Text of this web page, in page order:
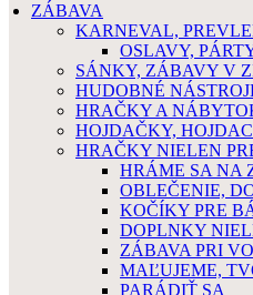
ZÁBAVA
KARNEVAL,
OSLAVY,
SÁNKY, ZÁBAVY V
HUDOBNÉ
HRAČKY A
HOJDAČKY,
HRAČKY NIELEN
HRÁME SA NA
OBLEČENIE,
KOČÍKY PRE
DOPLNKY
ZÁBAVA PRI
MAĽUJEME,
PARÁDIŤ SA